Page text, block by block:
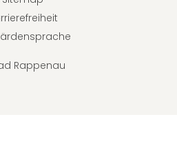
Rappenau